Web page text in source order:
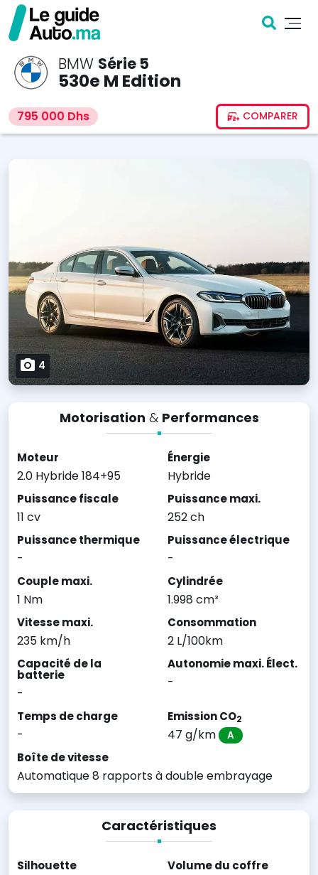
BMW Série 5
530e M Edition
795 000 Dhs COMPARER
Motorisation & Performances
Moteur
2.0 Hybride 184+95
Énergie
Hybride
Puissance fiscale
11 cv
Puissance maxi.
252 ch
Puissance thermique
-
Puissance électrique
-
Couple maxi.
1 Nm
Cylindrée
1.998 cm³
Vitesse maxi.
235 km/h
Consommation
2 L/100km
Capacité de la
batterie
-
Autonomie maxi. Élect.
-
Temps de charge
-
Emission CO2
47 g/km A
Boîte de vitesse
Automatique 8 rapports à double embrayage
4
Caractéristiques
Silhouette Volume du coffre